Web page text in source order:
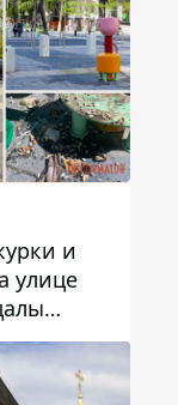
и
улице